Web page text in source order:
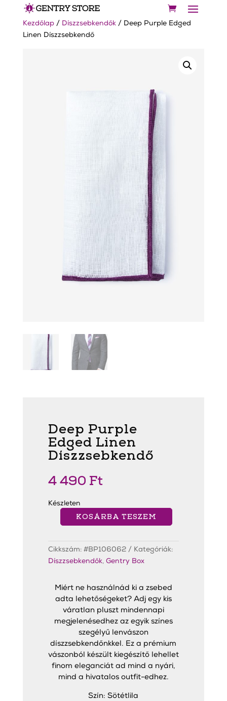
Kezdőlap/ Díszzsebkendők/ Deep Purple Edged
Linen Díszzsebkendő
Deep Purple
Edged Linen
Díszzsebkendő
4 490 Ft
Készleten
Purple
Díszzsebkendő
mennyiség
KOSÁRBA TESZEM
Cikkszám: #BP106062
Kategóriák:
Díszzsebkendők, Gentry Box
Miért ne használnád ki a zsebed
adta lehetőségeket? Adj egy kis
váratlan pluszt mindennapi
megjelenésedhez az egyik színes
szegélyű lenvászon
díszzsebkendőnkkel. Ez a prémium
vászonból készült kiegészítő lehellet
finom eleganciát ad mind a nyári,
mind a hivatalos outfit-edhez.
Szín: Sötétlila